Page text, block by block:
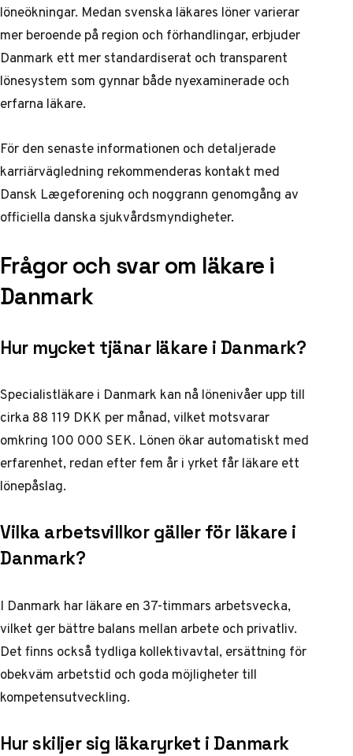
löneökningar. Medan svenska läkares löner varierar
mer beroende på region och förhandlingar, erbjuder
Danmark ett mer standardiserat och transparent
lönesystem som gynnar både nyexaminerade och
erfarna läkare.
För den senaste informationen och detaljerade
karriärvägledning rekommenderas kontakt med
Dansk Lægeforening och noggrann genomgång av
officiella danska sjukvårdsmyndigheter.
Frågor och svar om läkare i
Danmark
Hur mycket tjänar läkare i Danmark?
Specialistläkare i Danmark kan nå lönenivåer upp till
cirka 88 119 DKK per månad, vilket motsvarar
omkring 100 000 SEK. Lönen ökar automatiskt med
erfarenhet, redan efter fem år i yrket får läkare ett
lönepåslag.
Vilka arbetsvillkor gäller för läkare i
Danmark?
I Danmark har läkare en 37-timmars arbetsvecka,
vilket ger bättre balans mellan arbete och privatliv.
Det finns också tydliga kollektivavtal, ersättning för
obekväm arbetstid och goda möjligheter till
kompetensutveckling.
Hur skiljer sig läkaryrket i Danmark